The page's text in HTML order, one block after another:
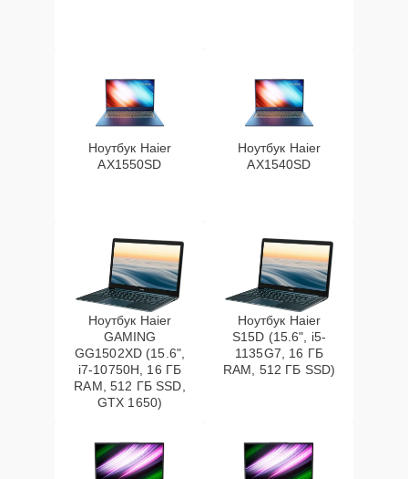
Ноутбук Haier
AX1550SD
Ноутбук Haier
AX1540SD
Ноутбук Haier
GAMING
GG1502XD (15.6",
i7-10750H, 16 ГБ
RAM, 512 ГБ SSD,
GTX 1650)
Ноутбук Haier
S15D (15.6", i5-
1135G7, 16 ГБ
RAM, 512 ГБ SSD)